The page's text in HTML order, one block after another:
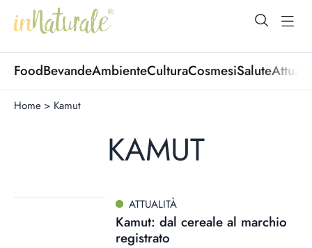
open
FoodBevandeAmbienteCulturaCosmesiSalute
Home > Kamut
KAMUT
ATTUALITÀ
Kamut: dal cereale al marchio
registrato